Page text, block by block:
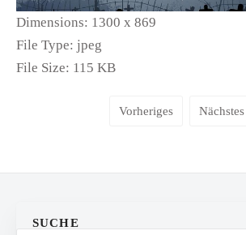
Dimensions: 1300 x 869
File Type: jpeg
File Size: 115 KB
Vorheriges Nächstes
SUCHE